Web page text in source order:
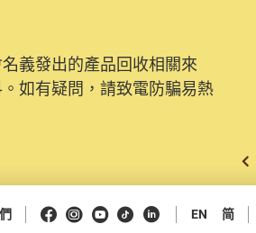
義發出的產品回收相關來
如有疑問，請致電防騙易熱
Facebook
Instagram
Youtube
抖音領英 EN 简